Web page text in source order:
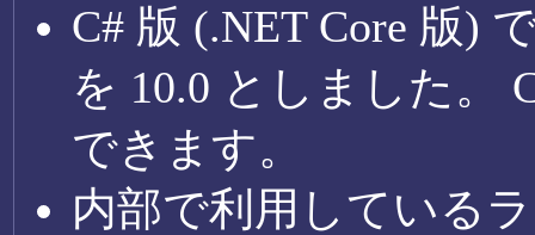
C# 版 (.NET Core 版)
を 10.0 としました。
できます。
内部で利用している